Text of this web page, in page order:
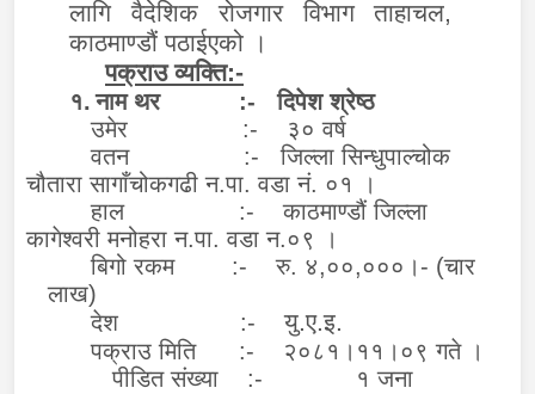
लागि वैदेशिक रोजगार विभाग ताहाचल,
काठमाण्डौं पठाईएको ।
पक्राउ व्यक्ति:-
१. नाम थर :- दिपेश श्रेष्ठ
उमेर :- ३० वर्ष
वतन :- जिल्ला सिन्धुपाल्चोक
चौतारा सागाँचोकगढी न.पा. वडा नं. ०१ ।
हाल :- काठमाण्डौं जिल्ला
कागेश्वरी मनोहरा न.पा. वडा न.०९ ।
बिगो रकम :- रु. ४,००,०००।- (चार
लाख)
देश :-यु.ए.इ.
पक्राउ मिति :- २०८१।११।०९ गते ।
पीडित संख्या :- १ जना